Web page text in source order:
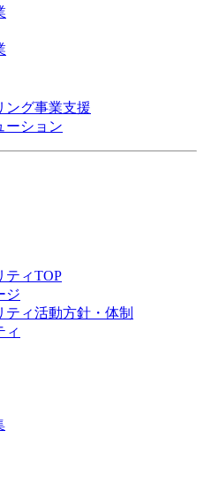
ング事業支援
ーション
ティTOP
ジ
ティ活動方針・体制
ィ